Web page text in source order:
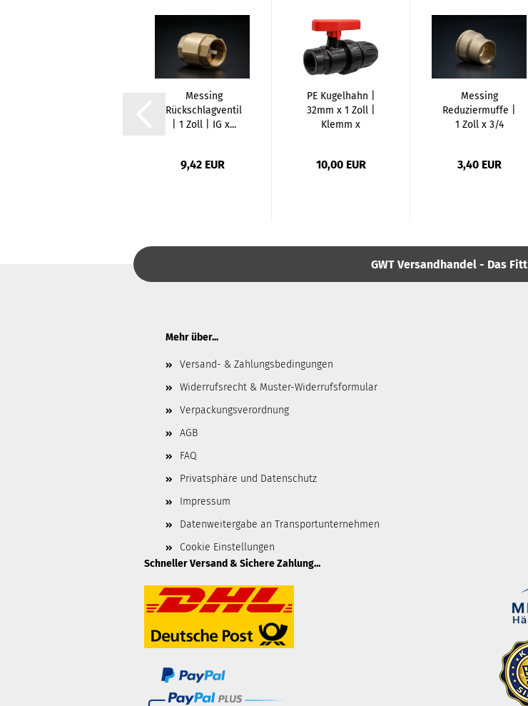
Messing
Rückschlagventil
| 1 Zoll | IG x...
9,42 EUR
PE Kugelhahn |
32mm x 1 Zoll |
Klemm x
10,00 EUR
Messing
Reduziermuffe |
1 Zoll x 3/4
3,40 EUR
GWT Versandhandel - Das
Mehr über...
Versand- & Zahlungsbedingungen
Widerrufsrecht & Muster-Widerrufsformular
Verpackungsverordnung
AGB
FAQ
Privatsphäre und Datenschutz
Impressum
Datenweitergabe an Transportunternehmen
Cookie Einstellungen
Schneller Versand & Sichere Zahlung...